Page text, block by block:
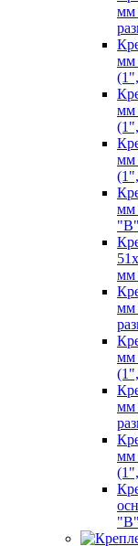
мм
мм
мм
мм
мм
мм
мм
мм
мм
мм